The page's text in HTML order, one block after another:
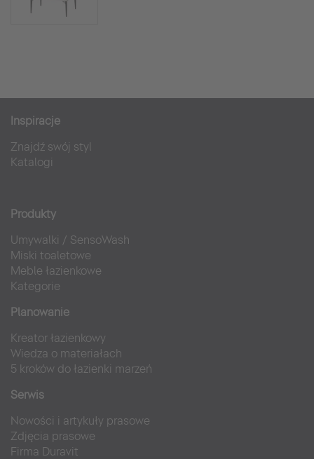
Inspiracje
Znajdź swój styl
Katalogi
Produkty
Umywalki / SensoWash
Miski toaletowe
Meble łazienkowe
Kategorie
Planowanie
Kreator łazienkowy
Wiedza o materiałach
5 kroków do łazienki marzeń
Serwis
Nowości i artykuły prasowe
Zdjęcia prasowe
Firma Duravit